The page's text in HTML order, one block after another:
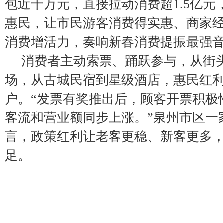
包近千万元，直接拉动消费超1.5亿元
惠民，让市民游客消费得实惠、商家
消费增活力，奏响新春消费提振最强
消费者主动索票、踊跃参与，从街
场，从古城民宿到星级酒店，惠民红
户。“发票有奖推出后，顾客开票积
客流和营业额同步上涨。”泉州市区
言，政策红利让老客更稳、新客更多
足。